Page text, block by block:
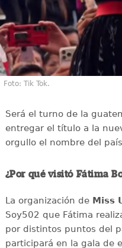
Foto: Tik Tok.
Será el turno de la
entregar el título a la
orgullo el nombre del
¿Por qué visitó Fátima
La organización de Miss
Soy502 que Fátima
por distintos puntos del
participará en la gala de